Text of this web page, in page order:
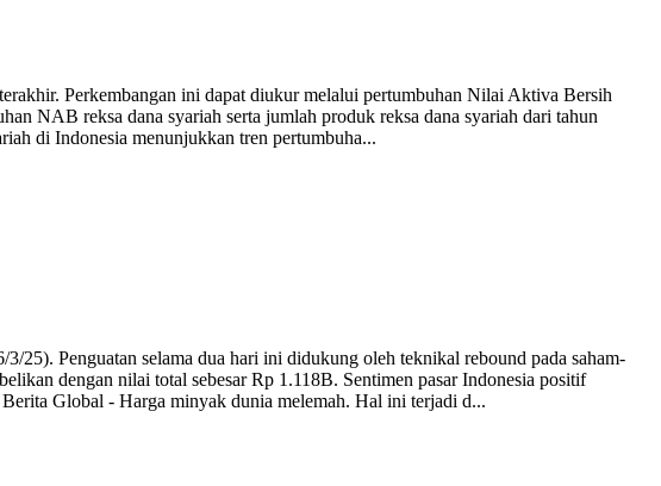
Perkembangan ini dapat diukur melalui pertumbuhan Nilai Aktiva Bersih
NAB reksa dana syariah serta jumlah produk reksa dana syariah dari tahun
di Indonesia menunjukkan tren pertumbuha...
25). Penguatan selama dua hari ini didukung oleh teknikal rebound pada saham-
dengan nilai total sebesar Rp 1.118B. Sentimen pasar Indonesia positif
Global - Harga minyak dunia melemah. Hal ini terjadi d...